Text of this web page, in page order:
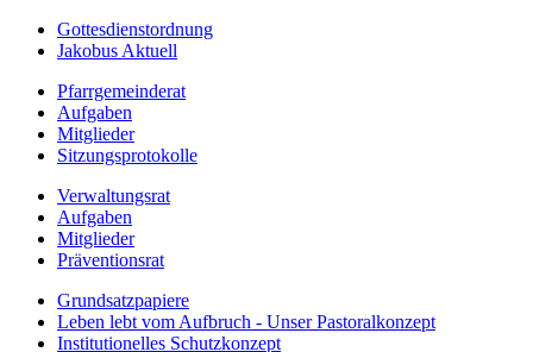
Gottesdienstordnung
Jakobus Aktuell
Pfarrgemeinderat
Aufgaben
Mitglieder
Sitzungsprotokolle
Verwaltungsrat
Aufgaben
Mitglieder
Präventionsrat
Grundsatzpapiere
Leben lebt vom Aufbruch - Unser Pastoralkonzept
Institutionelles Schutzkonzept